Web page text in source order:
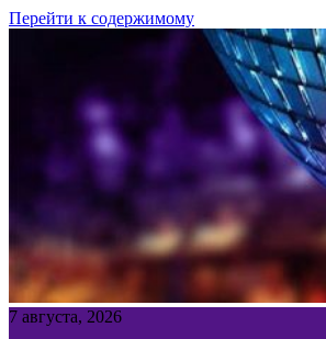
Перейти к содержимому
7 августа, 2026